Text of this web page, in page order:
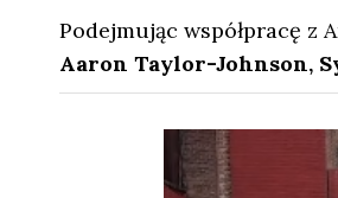
Podejmując współpracę z
Aaron Taylor-Johnson,